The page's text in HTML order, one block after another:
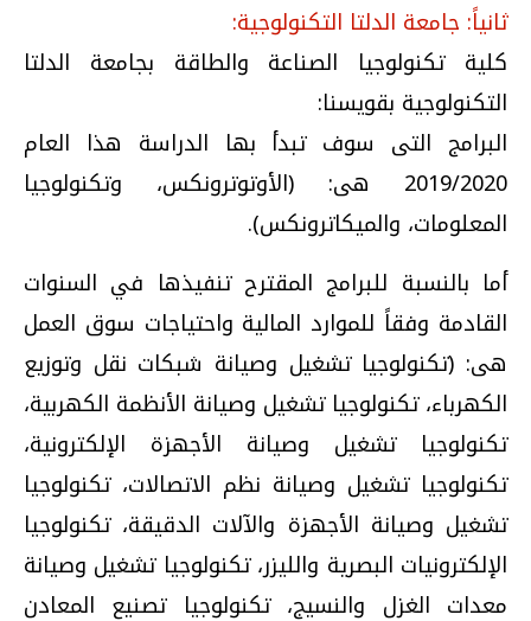
ثانياً: جامعة الدلتا التكنولوجية:
كلية تكنولوجيا الصناعة والطاقة بجامعة الدلتا
التكنولوجية بقويسنا:
البرامج التى سوف تبدأ بها الدراسة هذا العام
2019/2020 هى: (الأوتوترونكس، وتكنولوجيا
المعلومات، والميكاترونكس).
أما بالنسبة للبرامج المقترح تنفيذها في السنوات
القادمة وفقاً للموارد المالية واحتياجات سوق العمل
هى: (تكنولوجيا تشغيل وصيانة شبكات نقل وتوزيع
الكهرباء، تكنولوجيا تشغيل وصيانة الأنظمة الكهربية،
تكنولوجيا تشغيل وصيانة الأجهزة الإلكترونية،
تكنولوجيا تشغيل وصيانة نظم الاتصالات، تكنولوجيا
تشغيل وصيانة الأجهزة والآلات الدقيقة، تكنولوجيا
الإلكترونيات البصرية والليزر، تكنولوجيا تشغيل وصيانة
معدات الغزل والنسيج، تكنولوجيا تصنيع المعادن